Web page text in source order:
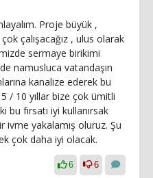
Proje büyük ,
çalışacağız , ulus olarak
sermaye birikimi
namusluca vatandaşın
kanalize ederek bu
/ 10 yıllar bize çok ümitli
bu fırsatı iyi kullanırsak
ivme yakalamış oluruz. Şu
çok daha iyi olacak.
6 6